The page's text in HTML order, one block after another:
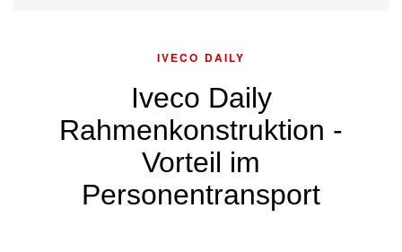
IVECO DAILY
Iveco Daily
Rahmenkonstruktion -
Vorteil im
Personentransport